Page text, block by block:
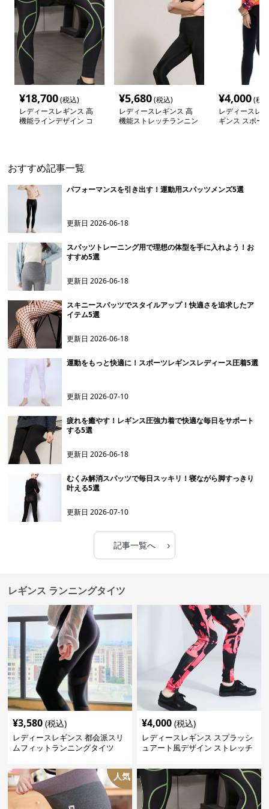
¥18,700(税込)
レディースレギンス 高
機能ラインデザイン コ
¥5,680(税込)
レディースレギンス 高
機能ストレッチランニン
¥4,000(税
レディースレ
ギンス スポー
おすすめ記事一覧
パフォーマンスを引き出す！運動用スパッツメンズ5選
更新日2026-06-18
スパッツトレーニング用で理想の体型を手に入れよう！お
すすめ5選
更新日2026-06-18
スキニースパッツでスタイルアップ！快適さを追求したア
イテム5選
更新日2026-06-18
運動をもっと快適に！スポーツレギンスレディース圧着5選
更新日2026-07-10
疲れを癒やす！レギンス圧強力着で快適な毎日をサポート
する5選
更新日2026-06-18
むくみ解消スパッツで毎日スッキリ！寝ながら脚すっきり
叶える5選
更新日2026-07-10
記事一覧へ ›
レギンス ランニングタイツ
¥3,580 (税込)
レディースレギンス 都会派スリ
ムフィットランニングタイツ
¥4,000 (税込)
レディースレギンス スプラッシ
ュアート風デザイン ストレッチ
人気